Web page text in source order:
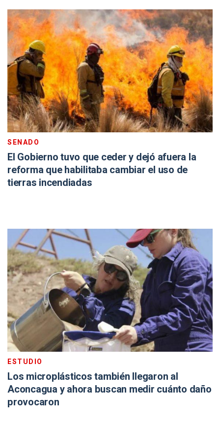
SENADO
El Gobierno tuvo que ceder y dejó afuera la
reforma que habilitaba cambiar el uso de
tierras incendiadas
ESTUDIO
Los microplásticos también llegaron al
Aconcagua y ahora buscan medir cuánto daño
provocaron